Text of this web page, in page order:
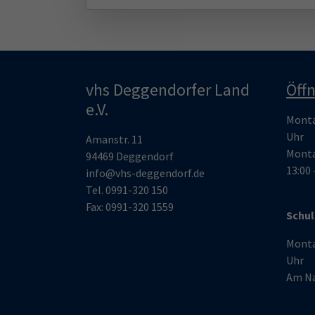
vhs Deggendorfer Land
e.V.
Amanstr. 11
94469 Deggendorf
info@vhs-deggendorf.de
Tel. 0991-320 150
Fax: 0991-320 1559
Uhr
13:00
Uhr
Am